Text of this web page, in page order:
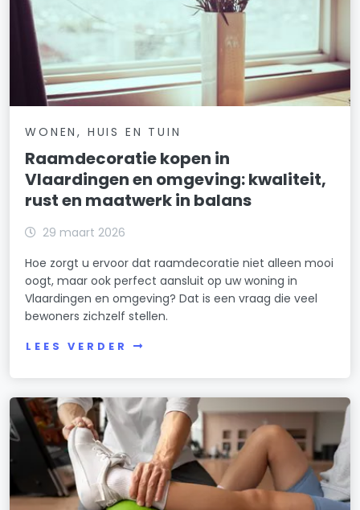
WONEN, HUIS EN TUIN
Raamdecoratie kopen in
Vlaardingen en omgeving: kwaliteit,
rust en maatwerk in balans
29 maart 2026
Hoe zorgt u ervoor dat raamdecoratie niet alleen mooi
oogt, maar ook perfect aansluit op uw woning in
Vlaardingen en omgeving? Dat is een vraag die veel
bewoners zichzelf stellen.
LEES VERDER